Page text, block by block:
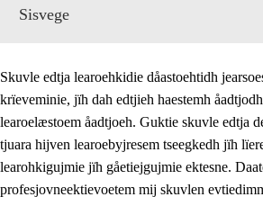
Sisvege
Skuvle edtja learoehkidie dåastoehtidh
krïeveminie, jïh dah edtjieh haestemh
learoelæstoem åadtjoeh. Guktie skuvle edtja
tjuara hijven learoebyjresem tseegkedh jïh
learohkigujmie jïh gåetiejgujmie ektesne.
profesjovneektievoetem mij skuvlen